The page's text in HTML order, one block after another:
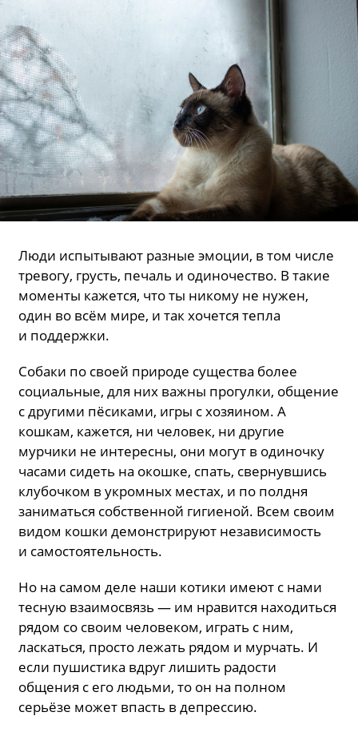
Люди испытывают разные эмоции, в том числе
тревогу, грусть, печаль и одиночество. В такие
моменты кажется, что ты никому не нужен,
один во всём мире, и так хочется тепла
и поддержки.
Собаки по своей природе существа более
социальные, для них важны прогулки, общение
с другими пёсиками, игры с хозяином. А
кошкам, кажется, ни человек, ни другие
мурчики не интересны, они могут в одиночку
часами сидеть на окошке, спать, свернувшись
клубочком в укромных местах, и по полдня
заниматься собственной гигиеной. Всем своим
видом кошки демонстрируют независимость
и самостоятельность.
Но на самом деле наши котики имеют с нами
тесную взаимосвязь — им нравится находиться
рядом со своим человеком, играть с ним,
ласкаться, просто лежать рядом и мурчать. И
если пушистика вдруг лишить радости
общения с его людьми, то он на полном
серьёзе может впасть в депрессию.